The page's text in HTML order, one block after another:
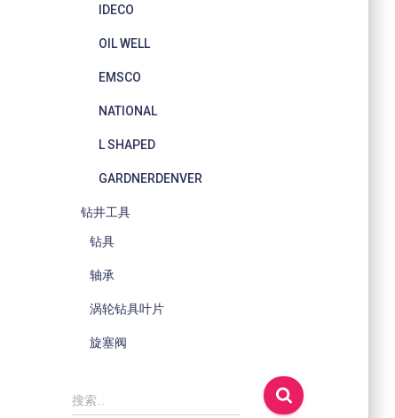
IDECO
OIL WELL
EMSCO
NATIONAL
L SHAPED
GARDNERDENVER
钻井工具
钻具
轴承
涡轮钻具叶片
旋塞阀
搜
索
搜索…